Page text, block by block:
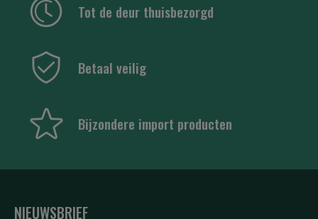
Tot de deur thuisbezorgd
Betaal veilig
Bijzondere import producten
NIEUWSBRIEF